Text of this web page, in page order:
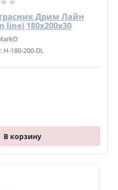
Дрим Лайн
line) 180х200х30
Н-180-200-DL
В корзину